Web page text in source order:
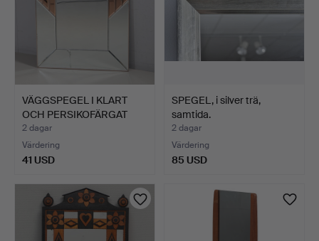
VÄGGSPEGEL I KLART
OCH PERSIKOFÄRGAT
GLAS.
2 dagar
Värdering
41 USD
SPEGEL, i silver trä,
samtida.
2 dagar
Värdering
85 USD